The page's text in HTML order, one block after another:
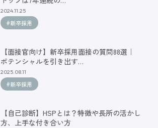
2024.11.25
#新卒採用
【面接官向け】新卒採用面接の質問88選｜
ポテンシャルを引き出す…
2025.08.11
#新卒採用
【自己診断】HSPとは？特徴や長所の活かし
方、上手な付き合い方